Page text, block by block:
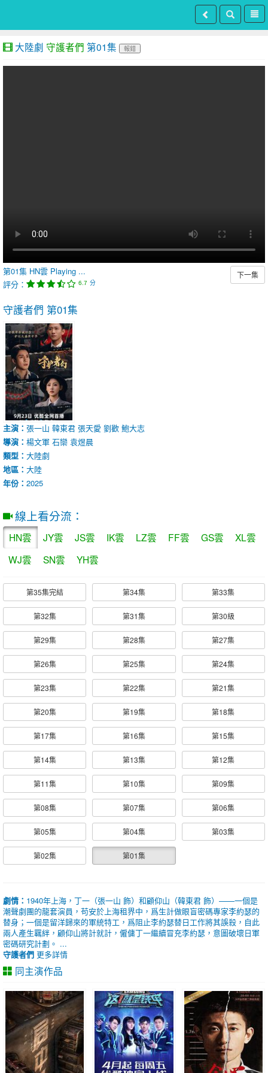
大陸劇 守護者們 第01集 報錯
第01集 HN雲 Playing ...
評分：
6.7 分
下一集
守護者們 第01集
主演： 張一山 韓東君 張天愛 劉歡 鮑大志
導演： 楊文軍 石欒 袁煜晨
類型： 大陸劇
地區： 大陸
年份： 2025
線上看分流：
HN雲 JY雲 JS雲 IK雲 LZ雲 FF雲 GS雲
XL雲
WJ雲
SN雲 YH雲
第35集完結 第34集 第33集
第32集 第31集 第30級
第29集 第28集 第27集
第26集 第25集 第24集
第23集 第22集 第21集
第20集 第19集 第18集
第17集 第16集 第15集
第14集 第13集 第12集
第11集 第10集 第09集
第08集 第07集 第06集
第05集 第04集 第03集
第02集 第01集
劇情： 1940年上海，丁一（張一山 飾）和顧仰山（韓東君 飾）——一個是
潮聲劇團的龍套演員，苟安於上海租界中，爲生計做眼盲密碼專家李約瑟的
替身；一個是留洋歸來的軍統特工，爲阻止李約瑟替日工作將其誤殺，自此
兩人產生羈絆，顧仰山將計就計，僱傭丁一繼續冒充李約瑟，意圖破壞日軍
密碼研究計劃。 ...
守護者們 更多詳情
同主演作品